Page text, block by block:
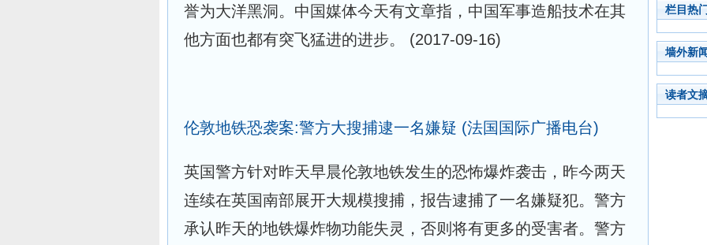
誉为大洋黑洞。中国媒体今天有文章指，中国军事造船技术在其
他方面也都有突飞猛进的进步。 (2017-09-16)
伦敦地铁恐袭案:警方大搜捕逮一名嫌疑 (法国国际广播电台)
英国警方针对昨天早晨伦敦地铁发生的恐怖爆炸袭击，昨今两天
连续在英国南部展开大规模搜捕，报告逮捕了一名嫌疑犯。警方
承认昨天的地铁爆炸物功能失灵，否则将有更多的受害者。警方
栏目热
墙外新
读者文